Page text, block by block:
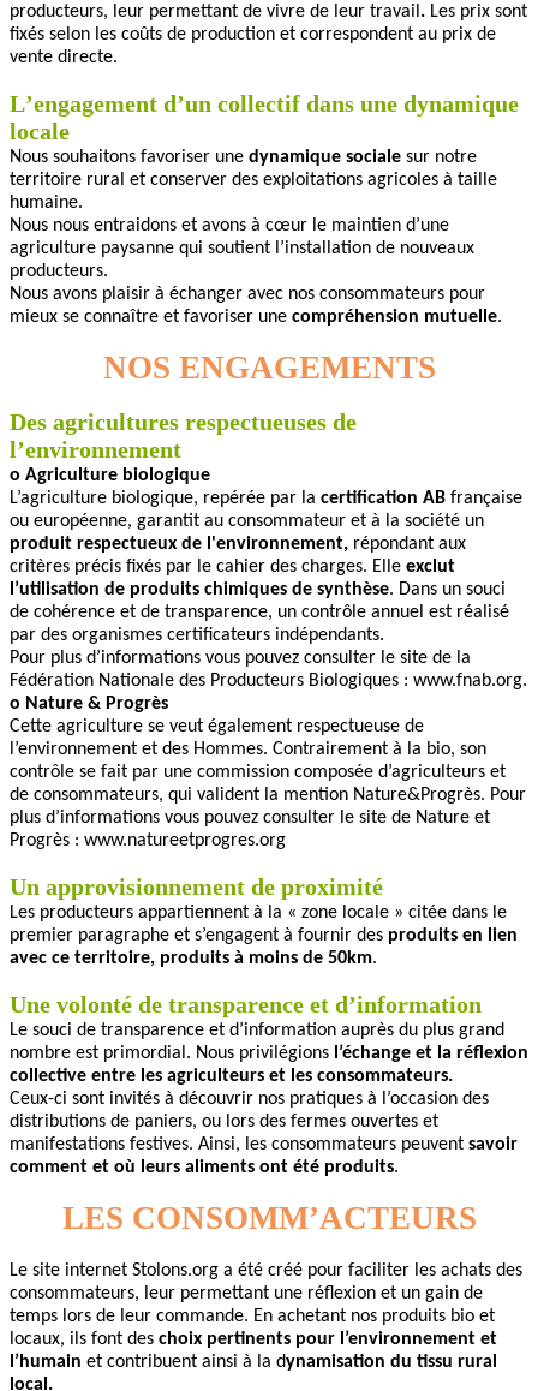
producteurs, leur permettant de vivre de leur travail . Les prix sont
fixés selon les coûts de production et correspondent au prix de
vente directe.
L’engagement d’un collectif dans une dynamique
locale
Nous souhaitons favoriser une dynamique sociale sur notre
territoire rural et conserver des exploitations agricoles à taille
humaine.
Nous nous entraidons et avons à cœur le maintien d’une
agriculture paysanne qui soutient l’installation de nouveaux
producteurs.
Nous avons plaisir à échanger avec nos consommateurs pour
mieux se connaître et favoriser une compréhension mutuelle.
NOS ENGAGEMENTS
Des agricultures respectueuses de
l’environnement
o Agriculture biologique
L’agriculture biologique, repérée par la certification AB française
ou européenne, garantit au consommateur et à la société un
produit respectueux de l'environnement, répondant aux
critères précis fixés par le cahier des charges. Elle exclut
l’utilisation de produits chimiques de synthèse. Dans un souci
de cohérence et de transparence, un contrôle annuel est réalisé
par des organismes certificateurs indépendants.
Pour plus d’informations vous pouvez consulter le site de la
Fédération Nationale des Producteurs Biologiques : www.fnab.org.
o Nature & Progrès
Cette agriculture se veut également respectueuse de
l’environnement et des Hommes. Contrairement à la bio, son
contrôle se fait par une commission composée d’agriculteurs et
de consommateurs, qui valident la mention Nature&Progrès. Pour
plus d’informations vous pouvez consulter le site de Nature et
Progrès : www.natureetprogres.org
Un approvisionnement de proximité
Les producteurs appartiennent à la « zone locale » citée dans le
premier paragraphe et s’engagent à fournir des produits en lien
avec ce territoire, produits à moins de 50km.
Une volonté de transparence et d’information
Le souci de transparence et d’information auprès du plus grand
nombre est primordial. Nous privilégions l’échange et la réflexion
collective entre les agriculteurs et les consommateurs.
Ceux-ci sont invités à découvrir nos pratiques à l’occasion des
distributions de paniers, ou lors des fermes ouvertes et
manifestations festives. Ainsi, les consommateurs peuvent savoir
comment et où leurs aliments ont été produits.
LES CONSOMM’ACTEURS
Le site internet Stolons.org a été créé pour faciliter les achats des
consommateurs, leur permettant une réflexion et un gain de
temps lors de leur commande. En achetant nos produits bio et
locaux, ils font des choix pertinents pour l’environnement et
l’humain et contribuent ainsi à la dynamisation du tissu rural
local.